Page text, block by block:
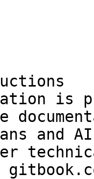
is
and